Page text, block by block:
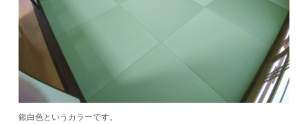
銀白色というカラーです。